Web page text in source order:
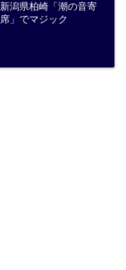
新潟県柏崎「潮の音寄
席」でマジック